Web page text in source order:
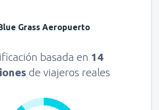
Grass Aeropuerto
basada en 14
de viajeros reales